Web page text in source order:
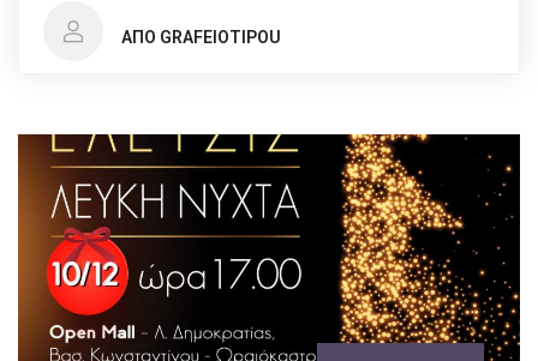
ΑΠΌ GRAFEIOTIPOU